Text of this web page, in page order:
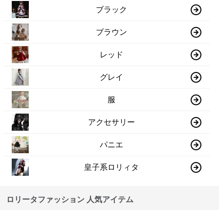
ブラック
ブラウン
レッド
グレイ
服
アクセサリー
パニエ
皇子系ロリィタ
ロリータファッション 人気アイテム